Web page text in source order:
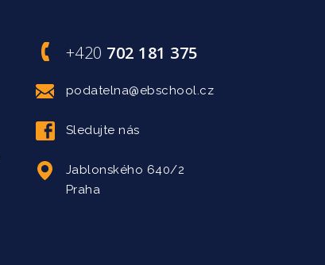
+420 702 181 375
podatelna@ebschool.cz
Sledujte nás
Jablonského 640/2
Praha